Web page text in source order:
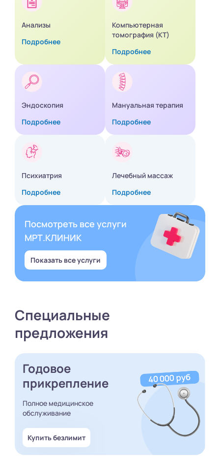
Анализы
Подробнее
Компьютерная
томография (КТ)
Подробнее
Эндоскопия
Подробнее
Мануальная терапия
Подробнее
Психиатрия
Подробнее
Лечебный массаж
Подробнее
Посмотреть все услуги
МРТ.КЛИНИК
Показать все услуги
Специальные
предложения
Годовое
прикрепление
Полное медицинское
обслуживание
Купить безлимит